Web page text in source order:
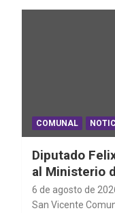
COMUNAL
Diputado
al Ministerio
informe por
en la Región
6 de agosto de
San Vicente